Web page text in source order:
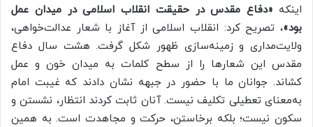
اینکه «دفاع مقدس در حقیقت انقلاب اسلامی در میدان عمل
بود»، تصریح کرد: انقلاب اسلامی از آغاز با شعار عدالت‌خواهی،
ولایت‌مداری و زمینه‌سازی ظهور شکل گرفت. هشت سال دفاع
مقدس این شعارها را از سطح کلمات به میدان خون و عمل
کشاند. جوانان ما با حضور در جبهه نشان دادند که غیبت امام
به‌معنای تعطیلی تکلیف نیست. آنان ثابت کردند انتظار، نشستن و
سکون نیست؛ بلکه برخاستن، حرکت و مجاهدت است. به همین